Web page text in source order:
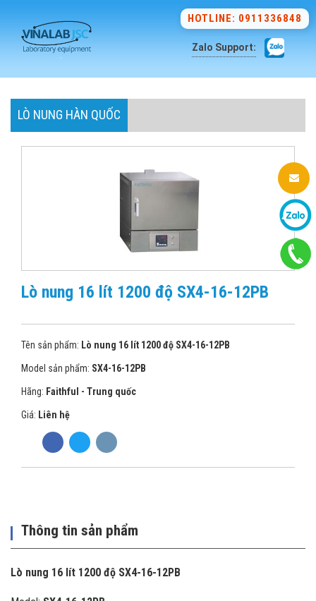
HOTLINE: 0911336848
Zalo Support:
LÒ NUNG HÀN QUỐC
Lò nung 16 lít 1200 độ SX4-16-12PB
Tên sản phẩm: Lò nung 16 lít 1200 độ SX4-16-12PB
Model sản phẩm: SX4-16-12PB
Hãng: Faithful - Trung quốc
Giá: Liên hệ
Thông tin sản phẩm
Lò nung 16 lít 1200 độ SX4-16-12PB